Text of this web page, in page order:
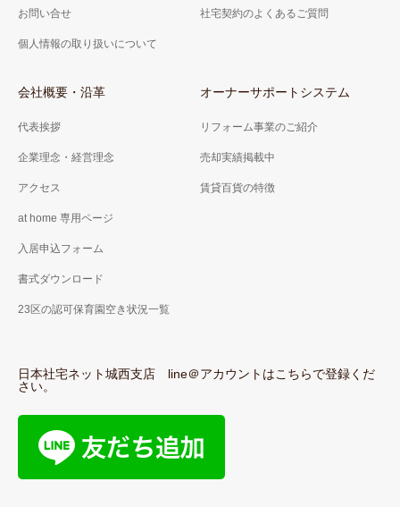
お問い合せ
個人情報の取り扱いについて
社宅契約のよくあるご質問
会社概要・沿革
代表挨拶
企業理念・経営理念
アクセス
at home 専用ページ
入居申込フォーム
書式ダウンロード
23区の認可保育園空き状況一覧
オーナーサポートシステム
リフォーム事業のご紹介
売却実績掲載中
賃貸百貨の特徴
日本社宅ネット城西支店 line＠アカウントはこちらで登録くだ
さい。